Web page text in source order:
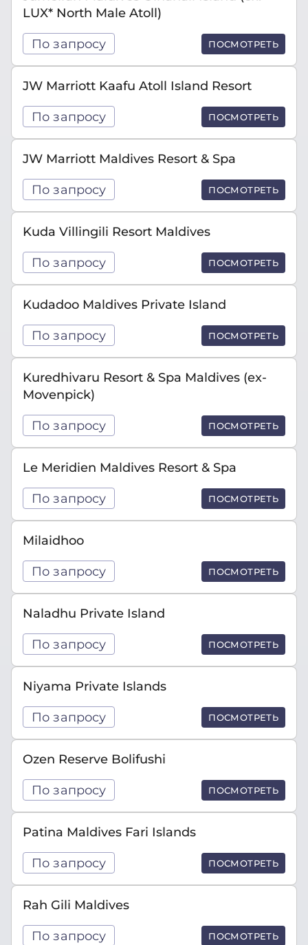
LUX* North Male Atoll)
По запросу ПОСМОТРЕТЬ
JW Marriott Kaafu Atoll Island Resort
По запросу ПОСМОТРЕТЬ
JW Marriott Maldives Resort & Spa
По запросу ПОСМОТРЕТЬ
Kuda Villingili Resort Maldives
По запросу ПОСМОТРЕТЬ
Kudadoo Maldives Private Island
По запросу ПОСМОТРЕТЬ
Kuredhivaru Resort & Spa Maldives (ex-
Movenpick)
По запросу ПОСМОТРЕТЬ
Le Meridien Maldives Resort & Spa
По запросу ПОСМОТРЕТЬ
Milaidhoo
По запросу ПОСМОТРЕТЬ
Naladhu Private Island
По запросу ПОСМОТРЕТЬ
Niyama Private Islands
По запросу ПОСМОТРЕТЬ
Ozen Reserve Bolifushi
По запросу ПОСМОТРЕТЬ
Patina Maldives Fari Islands
По запросу ПОСМОТРЕТЬ
Rah Gili Maldives
По запросу ПОСМОТРЕТЬ